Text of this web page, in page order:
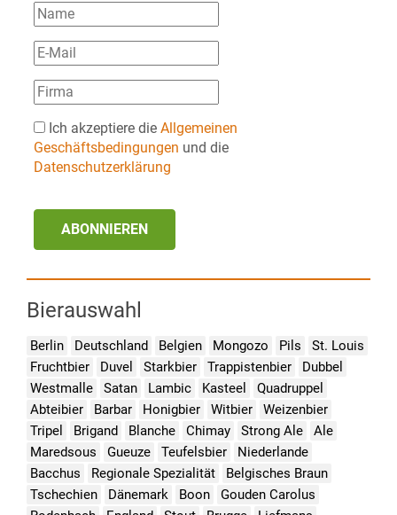
Ich akzeptiere die Allgemeinen
Geschäftsbedingungen und die
Datenschutzerklärung
ABONNIEREN
Bierauswahl
Berlin Deutschland Belgien Mongozo Pils
St. Louis
Fruchtbier
Duvel Starkbier Trappistenbier
Dubbel
Westmalle
Satan Lambic Kasteel
Quadruppel
Abteibier
Barbar Honigbier Witbier
Weizenbier
Tripel
Brigand Blanche Chimay Strong Ale
Ale
Maredsous
Gueuze Teufelsbier
Niederlande
Bacchus
Regionale Spezialität
Belgisches Braun
Tschechien
Dänemark Boon
Gouden Carolus